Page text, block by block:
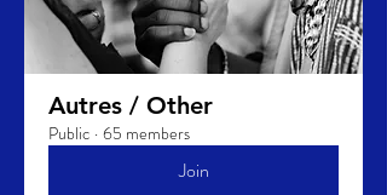
Autres / Other
Public · 65 members
Join